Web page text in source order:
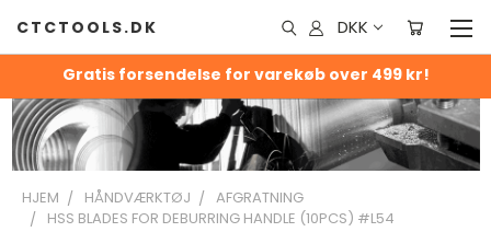
Gratis forsendelse for varekøb over 499 kr!
CTCTOOLS.DK DKK
HJEM HÅNDVÆRKTØJ
AFGRATNING
HSS BLADES FOR DEBURRING HANDLE (10PCS) #L54